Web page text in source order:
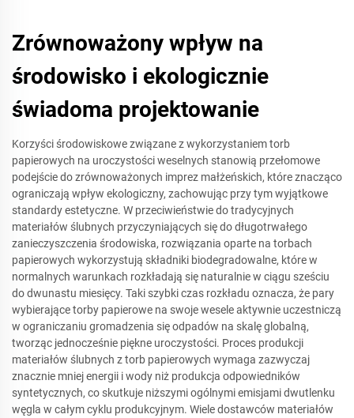
Zrównoważony wpływ na
środowisko i ekologicznie
świadoma projektowanie
Korzyści środowiskowe związane z wykorzystaniem torb
papierowych na uroczystości weselnych stanowią przełomowe
podejście do zrównoważonych imprez małżeńskich, które znacząco
ograniczają wpływ ekologiczny, zachowując przy tym wyjątkowe
standardy estetyczne. W przeciwieństwie do tradycyjnych
materiałów ślubnych przyczyniających się do długotrwałego
zanieczyszczenia środowiska, rozwiązania oparte na torbach
papierowych wykorzystują składniki biodegradowalne, które w
normalnych warunkach rozkładają się naturalnie w ciągu sześciu
do dwunastu miesięcy. Taki szybki czas rozkładu oznacza, że pary
wybierające torby papierowe na swoje wesele aktywnie uczestniczą
w ograniczaniu gromadzenia się odpadów na skalę globalną,
tworząc jednocześnie piękne uroczystości. Proces produkcji
materiałów ślubnych z torb papierowych wymaga zazwyczaj
znacznie mniej energii i wody niż produkcja odpowiedników
syntetycznych, co skutkuje niższymi ogólnymi emisjami dwutlenku
węgla w całym cyklu produkcyjnym. Wiele dostawców materiałów